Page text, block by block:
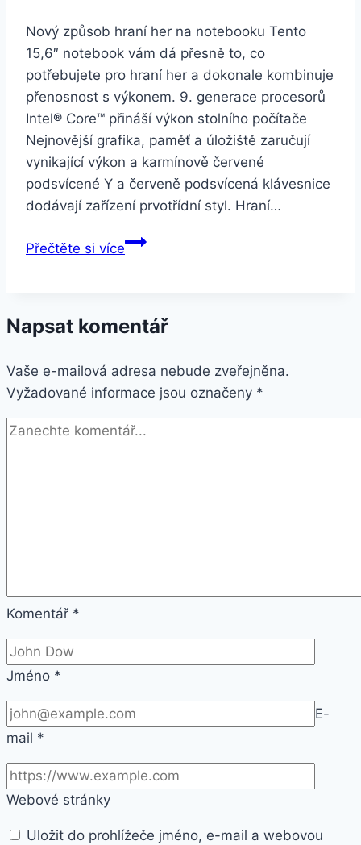
Nový způsob hraní her na notebooku Tento
15,6″ notebook vám dá přesně to, co
potřebujete pro hraní her a dokonale kombinuje
přenosnost s výkonem. 9. generace procesorů
Intel® Core™ přináší výkon stolního počítače
Nejnovější grafika, paměť a úložiště zaručují
vynikající výkon a karmínově červené
podsvícené Y a červeně podsvícená klávesnice
dodávají zařízení prvotřídní styl. Hraní…
Přečtěte si víceLenovo
černý
Napsat komentář
Vaše e-mailová adresa nebude zveřejněna.
Vyžadované informace jsou označeny *
Komentář *
Jméno *
E-
mail *
Webové stránky
Uložit do prohlížeče jméno, e-mail a webovou